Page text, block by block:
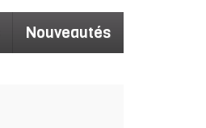
Nouveautés